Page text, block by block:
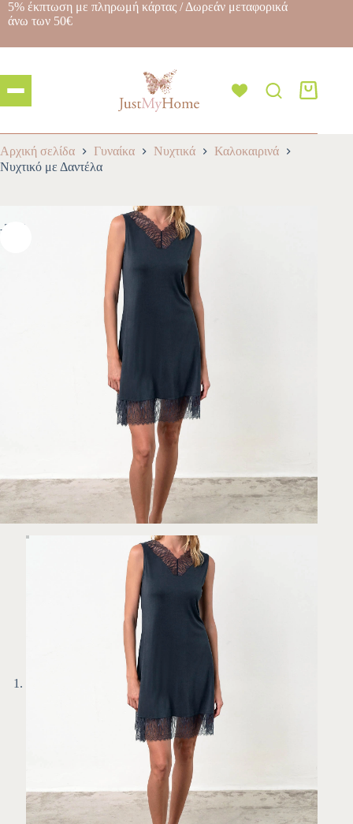
5% έκπτωση με πληρωμή κάρτας / Δωρεάν μεταφορικά
άνω των 50€
Αρχική σελίδα Γυναίκα Νυχτικά
Καλοκαιρινά
Νυχτικό με Δαντέλα
-30%